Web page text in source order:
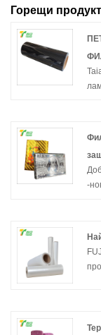
Горещи
-